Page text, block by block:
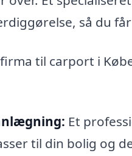
så du
til carport i
Et
til din bolig og